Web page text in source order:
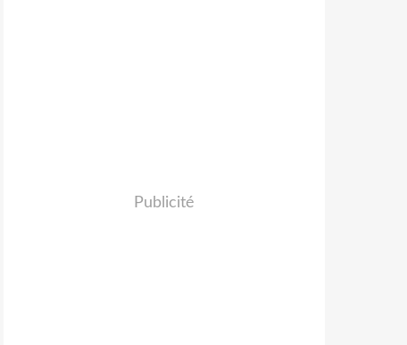
Publicité